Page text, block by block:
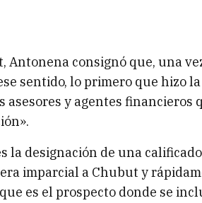
Antonena consignó que, una
sentido, lo primero que hizo
y agentes financieros
la designación de una
imparcial a Chubut y
es el prospecto donde se